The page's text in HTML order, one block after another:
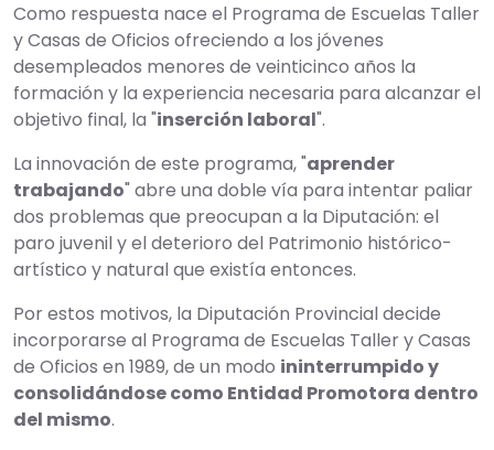
Como respuesta nace el Programa de Escuelas Taller
y Casas de Oficios ofreciendo a los jóvenes
desempleados menores de veinticinco años la
formación y la experiencia necesaria para alcanzar el
objetivo final, la "inserción laboral".
La innovación de este programa, "aprender
trabajando" abre una doble vía para intentar paliar
dos problemas que preocupan a la Diputación: el
paro juvenil y el deterioro del Patrimonio histórico-
artístico y natural que existía entonces.
Por estos motivos, la Diputación Provincial decide
incorporarse al Programa de Escuelas Taller y Casas
de Oficios en 1989, de un modo ininterrumpido y
consolidándose como Entidad Promotora dentro
del mismo.